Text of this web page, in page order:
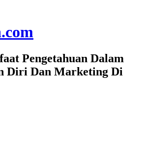
Pengetahuan Dalam
Diri Dan Marketing Di